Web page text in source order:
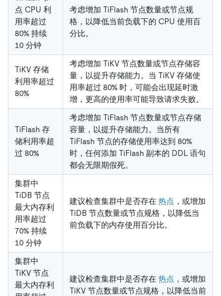
点 CPU 利
用率超过
80% 持续
10 分钟
考虑增加 TiFlash 节点数量或节点规
格，以降低当前负载下的 CPU 使用百
分比。
TiKV 存储
利用率超过
80%
考虑增加 TiKV 节点数量或节点存储容
量，以提升存储能力。当 TiKV 存储使
用率超过 80% 时，可能会出现延时激
增，更高的使用率可能导致请求失败。
TiFlash 存
储利用率超
过 80%
考虑增加 TiFlash 节点数量或节点存储
容量，以提升存储能力。当所有
TiFlash 节点的存储使用率达到 80%
时，任何添加 TiFlash 副本的 DDL 语句
都会无限期假死。
集群中
TiDB 节点
最大内存利
用率超过
70% 持续
10 分钟
建议检查集群中是否存在 热点 ，或增加
TiDB 节点数量或节点规格，以降低当
前负载下的内存使用百分比。
集群中
TiKV 节点
最大内存利
建议检查集群中是否存在 热点 ，或增加
TiKV 节点数量或节点规格，以降低当前